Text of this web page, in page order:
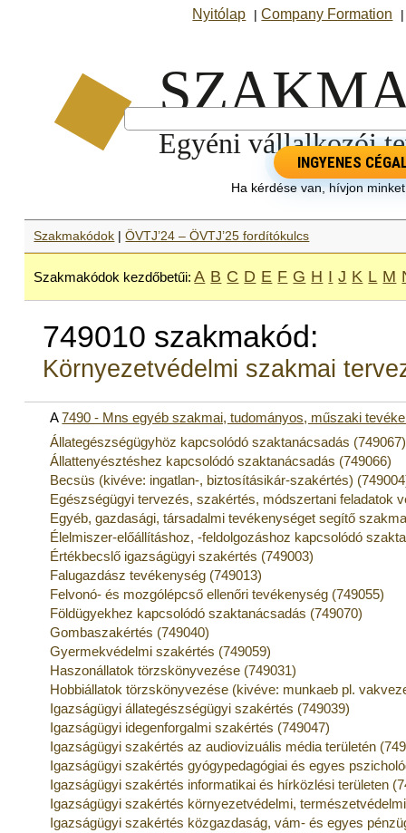
Nyitólap |Company Formation
INGYENES
Ha kérdése van, hívjon
Szakmakódok |ÖVTJ’24 – ÖVTJ’25 fordítókulcs
Szakmakódok kezdőbetűi: A B C D E F G H I J K L M
749010 szakmakód:
Környezetvédelmi szakmai
A7490 - Mns egyéb szakmai, tudományos, műszaki
Állategészségügyhöz kapcsolódó szaktanácsadás (749067)
Állattenyésztéshez kapcsolódó szaktanácsadás (749066)
Becsüs (kivéve: ingatlan-, biztosításikár-szakértés)
Egészségügyi tervezés, szakértés, módszertani feladatok
Egyéb, gazdasági, társadalmi tevékenységet segítő
Élelmiszer-előállításhoz, -feldolgozáshoz kapcsolódó
Értékbecslő igazságügyi szakértés (749003)
Falugazdász tevékenység (749013)
Felvonó- és mozgólépcső ellenőri tevékenység (749055)
Földügyekhez kapcsolódó szaktanácsadás (749070)
Gombaszakértés (749040)
Gyermekvédelmi szakértés (749059)
Haszonállatok törzskönyvezése (749031)
Hobbiállatok törzskönyvezése (kivéve: munkaeb pl.
Igazságügyi állategészségügyi szakértés (749039)
Igazságügyi idegenforgalmi szakértés (749047)
Igazságügyi szakértés az audiovizuális média területén
Igazságügyi szakértés gyógypedagógiai és egyes
Igazságügyi szakértés informatikai és hírközlési területen
Igazságügyi szakértés környezetvédelmi,
Igazságügyi szakértés közgazdaság, vám- és egyes